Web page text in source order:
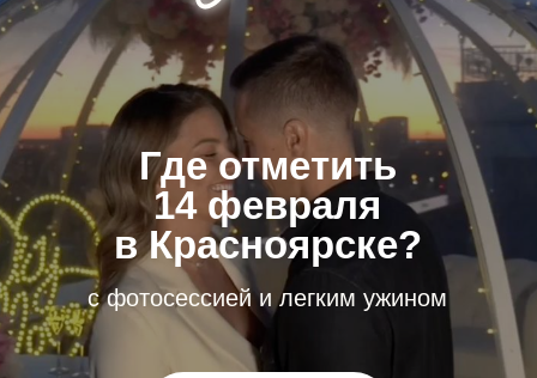
Где отметить
14 февраля
в Красноярске?
с фотосессией и легким ужином